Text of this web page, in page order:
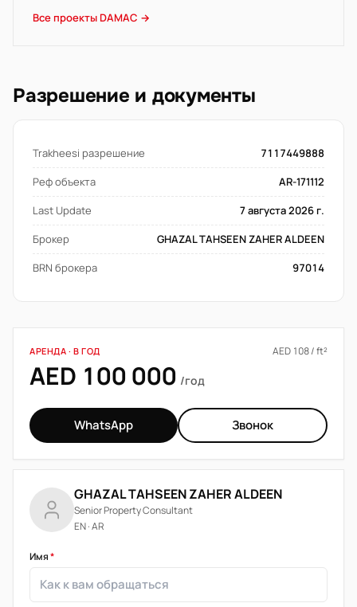
Все проекты DAMAC →
Разрешение и документы
Trakheesi разрешение
7117449888
Реф объекта
AR-171112
Last Update
7 августа 2026 г.
Брокер
GHAZAL TAHSEEN ZAHER ALDEEN
BRN брокера
97014
АРЕНДА · В ГОД AED 108 / ft²
AED 100 000 /год
WhatsApp Звонок
GHAZAL TAHSEEN ZAHER ALDEEN
Senior Property Consultant
EN · AR
Имя*